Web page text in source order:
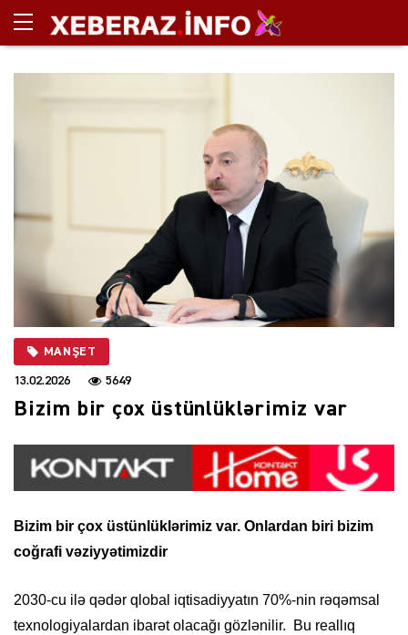
MANŞET
13.02.2026 5649
Bizim bir çox üstünlüklərimiz var
Bizim bir çox üstünlüklərimiz var. Onlardan biri bizim
coğrafi vəziyyətimizdir
2030-cu ilə qədər qlobal iqtisadiyyatın 70%-nin rəqəmsal
texnologiyalardan ibarət olacağı gözlənilir. Bu reallıq